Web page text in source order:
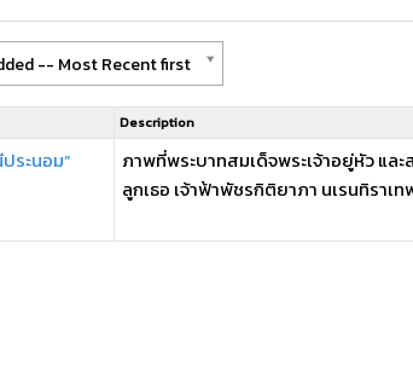
-- Most Recent first
Description
ระนอม”
ภาพที่พระบาทสมเด็จพระเจ้าอยู่หัว แล
ลูกเธอ เจ้าฟ้าพัชรกิติยาภา นเรนทิรา